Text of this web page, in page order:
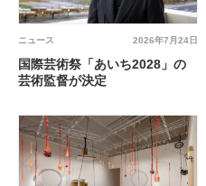
2026年7月24日
ニュース
国際芸術祭「あいち2028」の
芸術監督が決定